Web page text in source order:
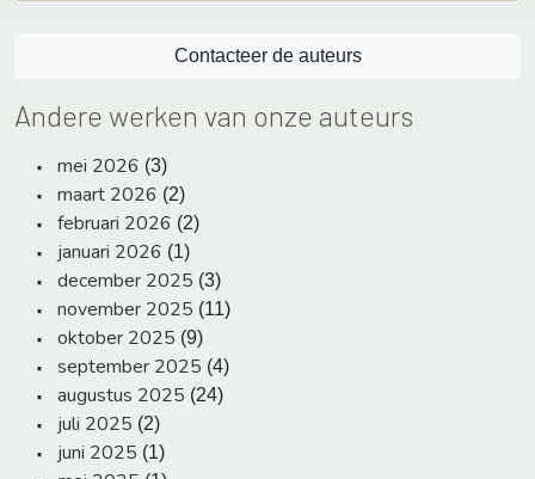
Contacteer de auteurs
Andere werken van onze auteurs
mei 2026 (3)
maart 2026 (2)
februari 2026 (2)
januari 2026 (1)
december 2025 (3)
november 2025 (11)
oktober 2025 (9)
september 2025 (4)
augustus 2025 (24)
juli 2025 (2)
juni 2025 (1)